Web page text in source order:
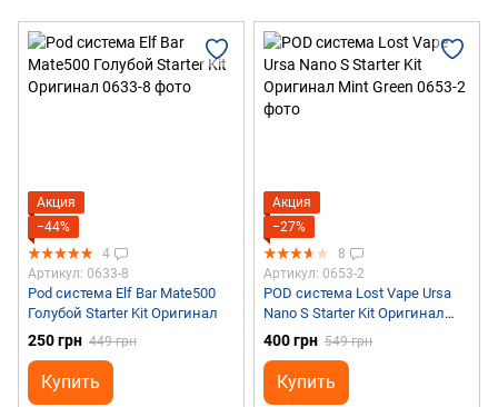
Акция
−44%
4
Артикул: 0633-8
Pod система Elf Bar Mate500
Голубой Starter Kit Оригинал
250 грн 449 грн
Купить
Акция
−27%
8
Артикул: 0653-2
POD система Lost Vape Ursa
Nano S Starter Kit Оригинал
Mint Green
400 грн 549 грн
Купить